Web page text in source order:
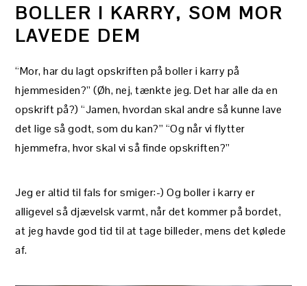
BOLLER I KARRY, SOM MOR
LAVEDE DEM
“Mor, har du lagt opskriften på boller i karry på
hjemmesiden?” (Øh, nej, tænkte jeg. Det har alle da en
opskrift på?) “Jamen, hvordan skal andre så kunne lave
det lige så godt, som du kan?” “Og når vi flytter
hjemmefra, hvor skal vi så finde opskriften?”
Jeg er altid til fals for smiger:-) Og boller i karry er
alligevel så djævelsk varmt, når det kommer på bordet,
at jeg havde god tid til at tage billeder, mens det kølede
af.